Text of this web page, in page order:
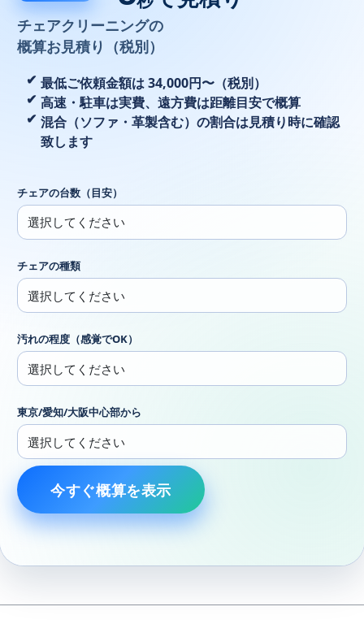
チェアクリーニングの
概算お見積り（税別）
最低ご依頼金額は 34,000円〜（税別）
高速・駐車は実費、遠方費は距離目安で概算
混合（ソファ・革製含む）の割合は見積り時に確認
致します
チェアの台数（目安）
チェアの種類
汚れの程度（感覚でOK）
東京/愛知/大阪中心部から
今すぐ概算を表示